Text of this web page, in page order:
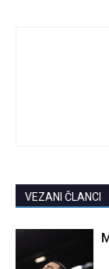
VEZANI ČLANCI